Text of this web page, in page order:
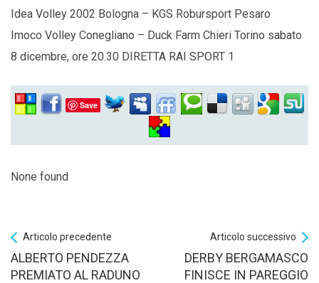
Idea Volley 2002 Bologna – KGS Robursport Pesaro
Imoco Volley Conegliano – Duck Farm Chieri Torino sabato
8 dicembre, ore 20.30 DIRETTA RAI SPORT 1
Save
None found
Articolo precedente
ALBERTO PENDEZZA
PREMIATO AL RADUNO
Articolo successivo
DERBY BERGAMASCO
FINISCE IN PAREGGIO